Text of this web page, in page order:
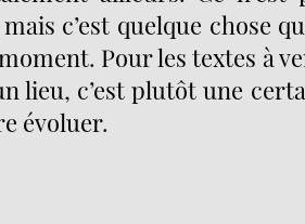
c’est quelque chose
Pour les textes à
lieu, c’est plutôt une
évoluer.